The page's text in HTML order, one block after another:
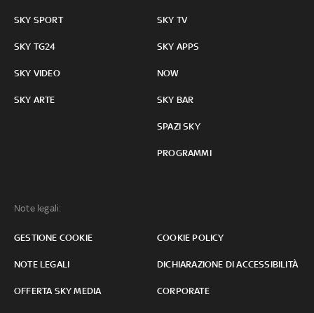
SKY SPORT
SKY TG24
SKY VIDEO
SKY ARTE
SKY TV
SKY APPS
NOW
SKY BAR
SPAZI SKY
PROGRAMMI
Note legali:
GESTIONE COOKIE COOKIE POLICY
NOTE LEGALI DICHIARAZIONE DI ACCESSIBILITÀ
OFFERTA SKY MEDIA CORPORATE